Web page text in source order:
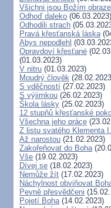
Všichni jsou Božím
Odhoď daleko (06.03.2023)
Odhodili strach
Pravá křesťanská láska
Abys nepodlehl
Opravdoví křesťané
(01.03.2023)
V nitru (01.03.2023)
Moudrý člověk
S vděčností (27.02.2023)
S výjimkou (26.02.2023)
Škola lásky (25.02.2023)
12 stupňů křesťanské
Všechna jeho práce
Z listu svatého Klementa I.
Až narostou (21.02.2023)
Zakořeňovat do Boha
Vše (19.02.2023)
Dívej se (18.02.2023)
Nemůže žít (17.02.2023)
Náchylnost obviňovat
Pevně přesvědčeni
Pojetí Boha(14.02.2023)